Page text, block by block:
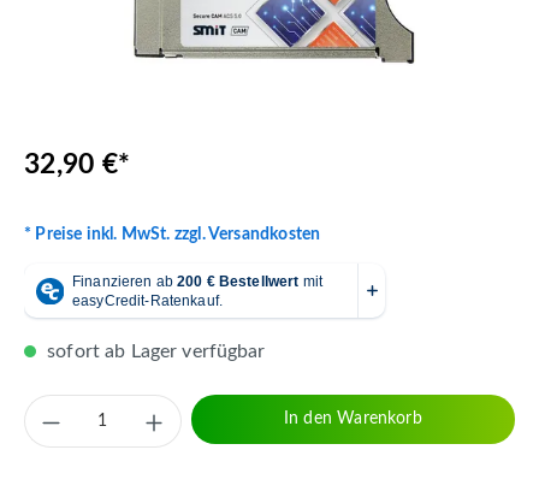
32,90 €*
* Preise inkl. MwSt. zzgl. Versandkosten
sofort ab Lager verfügbar
Produkt Anzahl: Gib den gewünschten
In den Warenkorb